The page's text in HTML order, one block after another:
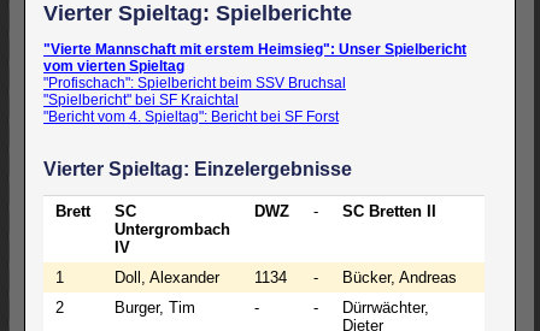
Vierter Spieltag: Spielberichte
"Vierte Mannschaft mit erstem Heimsieg": Unser Spielbericht
vom vierten Spieltag
"Profischach": Spielbericht beim SSV Bruchsal
"Spielbericht" bei SF Kraichtal
"Bericht vom 4. Spieltag": Bericht bei SF Forst
Vierter Spieltag: Einzelergebnisse
Brett
SC
Untergrombach
IV
DWZ - SC Bretten II
1 Doll, Alexander 1134 - Bücker, Andreas
2
Burger, Tim - -
Dürrwächter,
Dieter